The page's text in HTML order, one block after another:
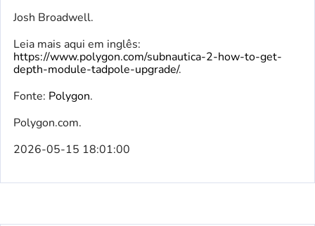
Josh Broadwell.
Leia mais aqui em inglês:
https://www.polygon.com/subnautica-2-how-to-get-
depth-module-tadpole-upgrade/.
Fonte: Polygon.
Polygon.com.
2026-05-15 18:01:00